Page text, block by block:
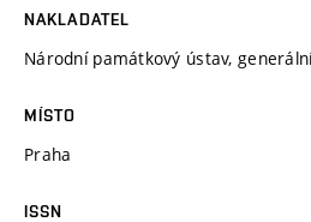
NAKLADATEL
Národní památkový ústav,
MÍSTO
Praha
ISSN